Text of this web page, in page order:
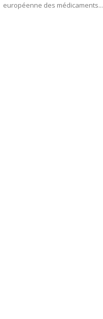
européenne des médicaments...